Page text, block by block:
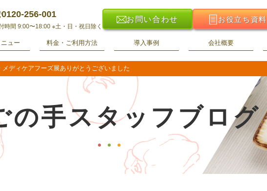
0120-256-001
時間 9:00〜18:00 ※土・日・祝日除く
お問い合わせ お役立ち資料
ュー 料金・ご利用方法 導入事例 会社概要
メディケアフーズ展ありがとうございました
の手スタッフブログ